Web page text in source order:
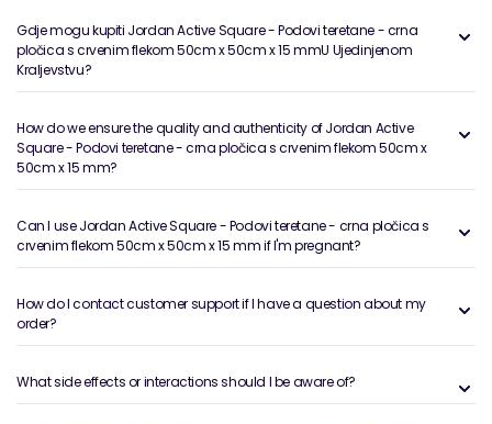
Gdje mogu kupiti Jordan Active Square - Podovi teretane - crna
pločica s crvenim flekom 50cm x 50cm x 15 mmU Ujedinjenom
Kraljevstvu?
How do we ensure the quality and authenticity of Jordan Active
Square - Podovi teretane - crna pločica s crvenim flekom 50cm x
50cm x 15 mm?
Can I use Jordan Active Square - Podovi teretane - crna pločica s
crvenim flekom 50cm x 50cm x 15 mm if I'm pregnant?
How do I contact customer support if I have a question about my
order?
What side effects or interactions should I be aware of?